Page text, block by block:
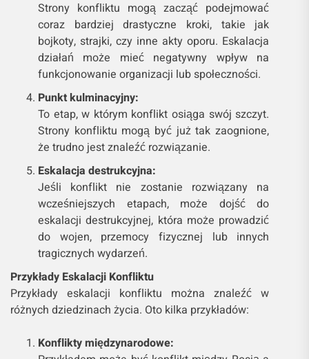
Strony konfliktu mogą zacząć podejmować
coraz bardziej drastyczne kroki, takie jak
bojkoty, strajki, czy inne akty oporu. Eskalacja
działań może mieć negatywny wpływ na
funkcjonowanie organizacji lub społeczności.
Punkt kulminacyjny:
To etap, w którym konflikt osiąga swój szczyt.
Strony konfliktu mogą być już tak zaognione,
że trudno jest znaleźć rozwiązanie.
Eskalacja destrukcyjna:
Jeśli konflikt nie zostanie rozwiązany na
wcześniejszych etapach, może dojść do
eskalacji destrukcyjnej, która może prowadzić
do wojen, przemocy fizycznej lub innych
tragicznych wydarzeń.
Przykłady Eskalacji Konfliktu
Przykłady eskalacji konfliktu można znaleźć w
różnych dziedzinach życia. Oto kilka przykładów:
Konflikty międzynarodowe: